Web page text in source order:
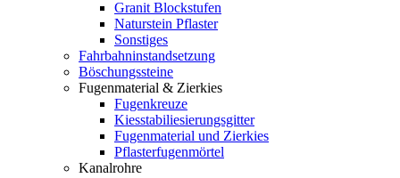
Granit Blockstufen
Naturstein Pflaster
Sonstiges
Fahrbahninstandsetzung
Böschungssteine
Fugenmaterial & Zierkies
Fugenkreuze
Kiesstabiliesierungsgitter
Fugenmaterial und Zierkies
Pflasterfugenmörtel
Kanalrohre